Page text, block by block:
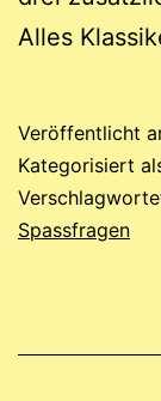
Alles
Veröffentlicht
Kategorisiert
Spassfragen